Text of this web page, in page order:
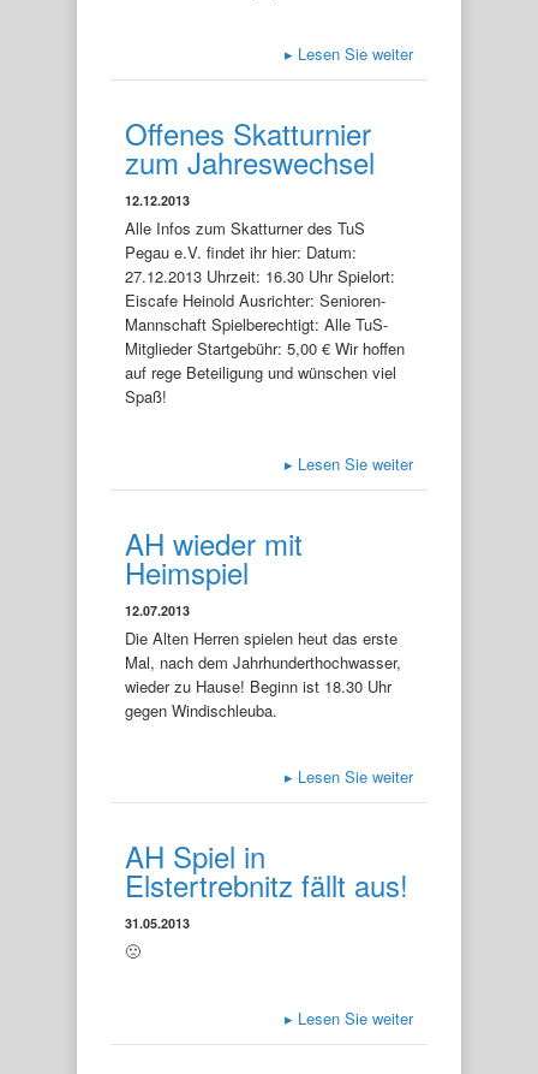
▸ Lesen Sie weiter
Offenes Skatturnier
zum Jahreswechsel
12.12.2013
Alle Infos zum Skatturner des TuS
Pegau e.V. findet ihr hier: Datum:
27.12.2013 Uhrzeit: 16.30 Uhr Spielort:
Eiscafe Heinold Ausrichter: Senioren-
Mannschaft Spielberechtigt: Alle TuS-
Mitglieder Startgebühr: 5,00 € Wir hoffen
auf rege Beteiligung und wünschen viel
Spaß!
▸ Lesen Sie weiter
AH wieder mit
Heimspiel
12.07.2013
Die Alten Herren spielen heut das erste
Mal, nach dem Jahrhunderthochwasser,
wieder zu Hause! Beginn ist 18.30 Uhr
gegen Windischleuba.
▸ Lesen Sie weiter
AH Spiel in
Elstertrebnitz fällt aus!
31.05.2013
🙁
▸ Lesen Sie weiter